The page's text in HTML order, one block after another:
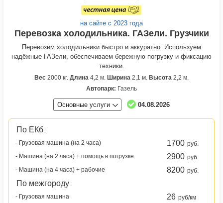
на сайте с 2023 года
Перевозка холодильника. ГАЗели. Грузчики
Перевозим холодильники быстро и аккуратно. Используем
надёжные ГАЗели, обеспечиваем бережную погрузку и фиксацию
техники.
Вес 2000 кг. Длина 4,2 м. Ширина 2,1 м. Высота 2,2 м.
Автопарк: Газель
Основные услуги 04.08.2026
По ЕКб :
- Грузовая машина (на 2 часа)
1700 руб.
- Машина (на 2 часа) + помощь в погрузке
2900 руб.
- Машина (на 4 часа) + рабочие
8200 руб.
По межгороду :
- Грузовая машина
26 руб/км